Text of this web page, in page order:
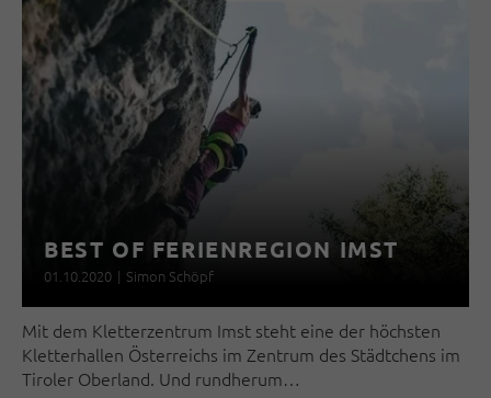
BEST OF FERIENREGION IMST
01.10.2020 | Simon Schöpf
Mit dem Kletterzentrum Imst steht eine der höchsten
Kletterhallen Österreichs im Zentrum des Städtchens im
Tiroler Oberland. Und rundherum…